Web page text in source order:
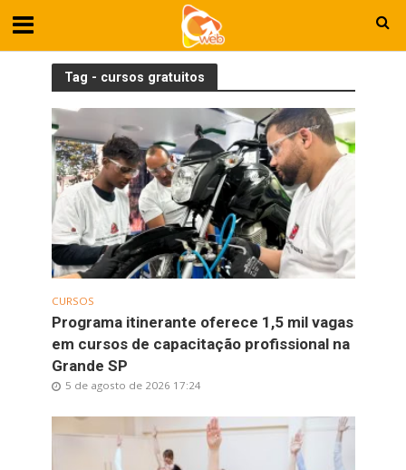
Tag - cursos gratuitos
CURSOS
Programa itinerante oferece 1,5 mil vagas
em cursos de capacitação profissional na
Grande SP
5 de agosto de 2026 17:24